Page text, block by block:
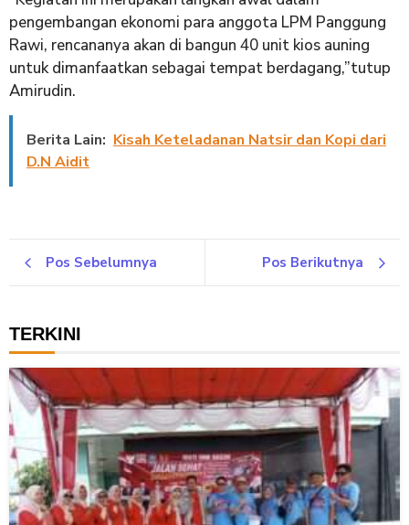
pengembangan ekonomi para anggota LPM Panggung
Rawi, rencananya akan di bangun 40 unit kios auning
untuk dimanfaatkan sebagai tempat berdagang,”tutup
Amirudin.
Berita Lain: Kisah Keteladanan Natsir dan Kopi dari
D.N Aidit
Pos Sebelumnya Pos Berikutnya
TERKINI